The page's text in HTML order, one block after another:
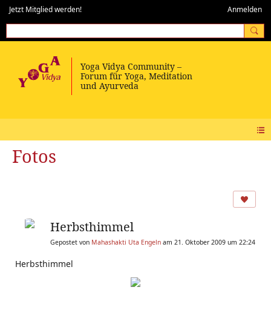
Jetzt Mitglied werden! Anmelden
Fotos
Herbsthimmel
Gepostet von Mahashakti Uta Engeln am 21. Oktober 2009 um 22:24
Herbsthimmel